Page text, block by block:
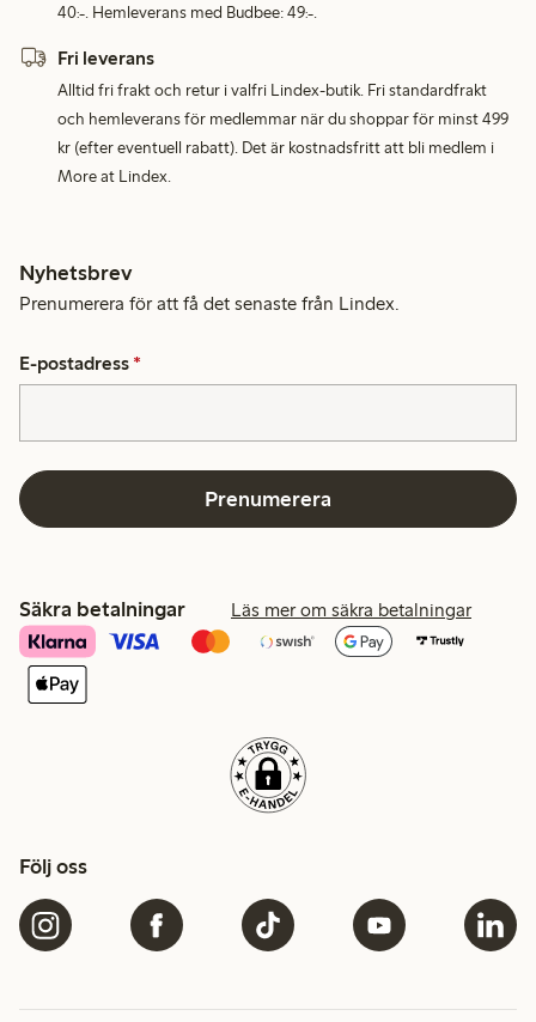
40:-. Hemleverans med Budbee: 49:-.
Fri leverans
Alltid fri frakt och retur i valfri Lindex-butik. Fri standardfrakt
och hemleverans för medlemmar när du shoppar för minst 499
kr (efter eventuell rabatt). Det är kostnadsfritt att bli medlem i
More at Lindex.
Nyhetsbrev
Prenumerera för att få det senaste från Lindex.
E-postadress *
Prenumerera
Säkra betalningar Läs mer om säkra betalningar
Följ oss